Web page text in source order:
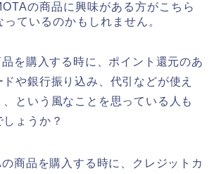
の商品に興味がある方がこちら
ているのかもしれません。
を購入する時に、ポイント還元のあ
や銀行振り込み、代引などが使え
という風なことを思っている人も
ょうか？
商品を購入する時に、クレジットカ